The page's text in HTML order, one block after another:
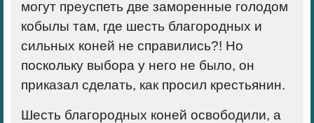
могут преуспеть две заморенные голодом
кобылы там, где шесть благородных и
сильных коней не справились?! Но
поскольку выбора у него не было, он
приказал сделать, как просил крестьянин.
Шесть благородных коней освободили, а